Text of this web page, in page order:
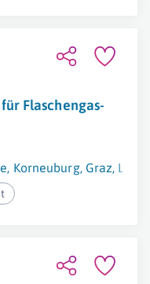
Flaschengas-
, Korneuburg, Graz, Linz